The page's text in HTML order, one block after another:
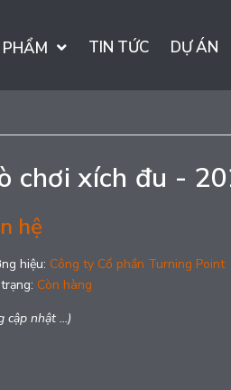
TIN TỨC DỰ ÁN
chơi xích đu -
hệ
hiệu: Công ty Cổ phần Turning Point
Còn hàng
cập nhật ...)